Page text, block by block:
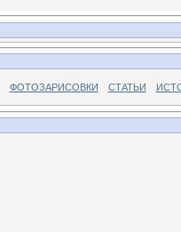
ФОТОЗАРИСОВКИ СТАТЬИ